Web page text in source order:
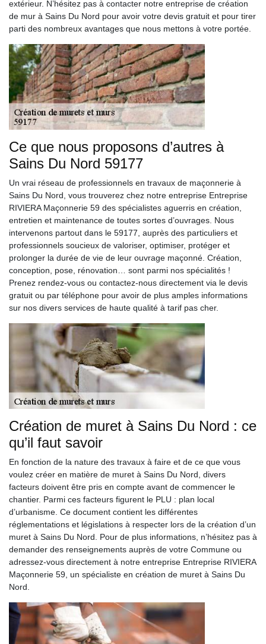
extérieur. N’hésitez pas à contacter notre entreprise de création
de mur à Sains Du Nord pour avoir votre devis gratuit et pour tirer
parti des nombreux avantages que nous mettons à votre portée.
Ce que nous proposons d’autres à
Sains Du Nord 59177
Un vrai réseau de professionnels en travaux de maçonnerie à
Sains Du Nord, vous trouverez chez notre entreprise Entreprise
RIVIERA Maçonnerie 59 des spécialistes aguerris en création,
entretien et maintenance de toutes sortes d’ouvrages. Nous
intervenons partout dans le 59177, auprès des particuliers et
professionnels soucieux de valoriser, optimiser, protéger et
prolonger la durée de vie de leur ouvrage maçonné. Création,
conception, pose, rénovation… sont parmi nos spécialités !
Prenez rendez-vous ou contactez-nous directement via le devis
gratuit ou par téléphone pour avoir de plus amples informations
sur nos divers services de haute qualité à tarif pas cher.
Création de muret à Sains Du Nord : ce
qu’il faut savoir
En fonction de la nature des travaux à faire et de ce que vous
voulez créer en matière de muret à Sains Du Nord, divers
facteurs doivent être pris en compte avant de commencer le
chantier. Parmi ces facteurs figurent le PLU : plan local
d’urbanisme. Ce document contient les différentes
réglementations et législations à respecter lors de la création d’un
muret à Sains Du Nord. Pour de plus informations, n’hésitez pas à
demander des renseignements auprès de votre Commune ou
adressez-vous directement à notre entreprise Entreprise RIVIERA
Maçonnerie 59, un spécialiste en création de muret à Sains Du
Nord.